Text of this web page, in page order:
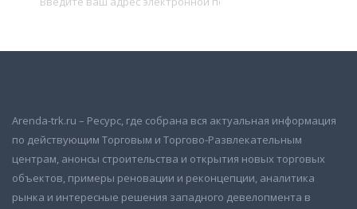
Arenda-trk.ru – Ресурс, где собрана вся актуальная информация
по действующим Торговым и Торгово-Развлекательным
центрам, анонсы строительства и открытия новых торговых
объектов, примеры реновации и реконцепции, аналитика
рынка и интересные решения западного девелопмента в